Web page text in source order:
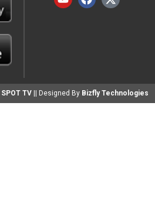
SPOT TV || Designed By Bizfly Technologies